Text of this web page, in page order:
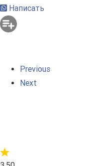
Написать
Previous
Next